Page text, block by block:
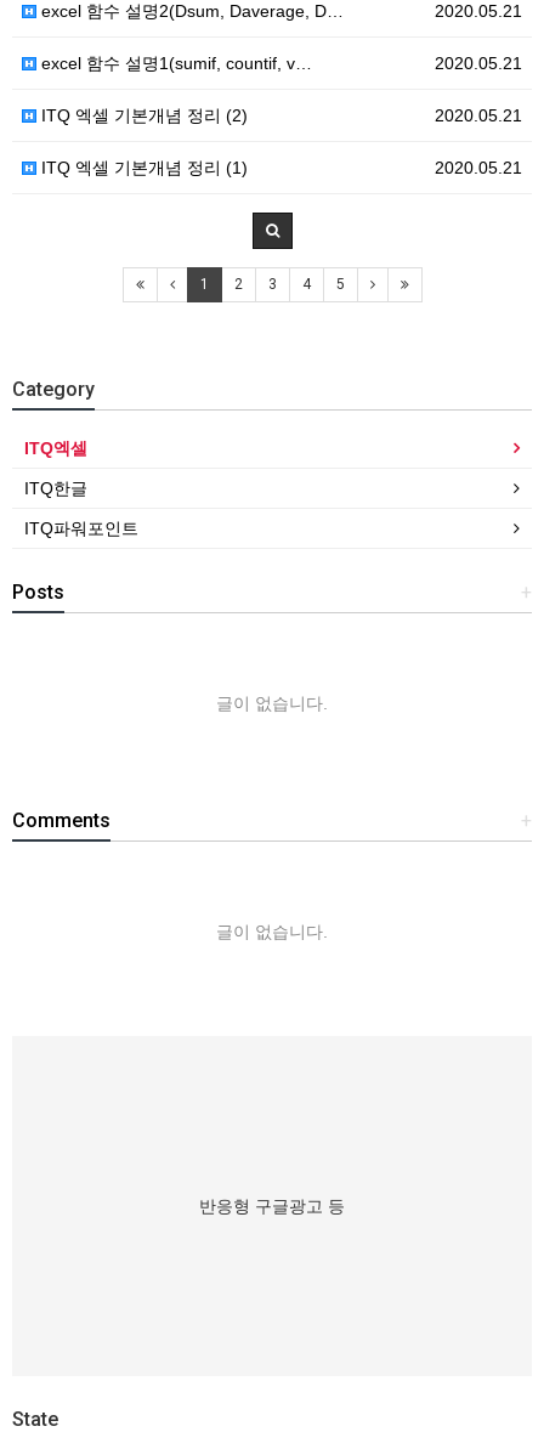
2020.05.21
excel 함수 설명2(Dsum, Daverage, D…
2020.05.21
excel 함수 설명1(sumif, countif, v…
2020.05.21
ITQ 엑셀 기본개념 정리 (2)
2020.05.21
ITQ 엑셀 기본개념 정리 (1)
1 2 3 4 5
Category
ITQ엑셀
ITQ한글
ITQ파워포인트
+
Posts
글이 없습니다.
+
Comments
글이 없습니다.
반응형 구글광고 등
State